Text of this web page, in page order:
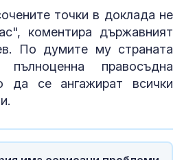
точки в доклада не
коментира държавният
По думите му страната
правосъдна
да се ангажират всички